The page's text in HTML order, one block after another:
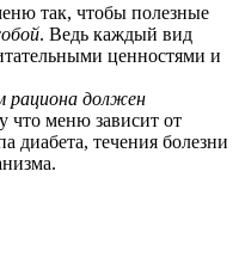
так, чтобы полезные
. Ведь каждый вид
ценностями и
рациона должен
что меню зависит от
диабета, течения болезни